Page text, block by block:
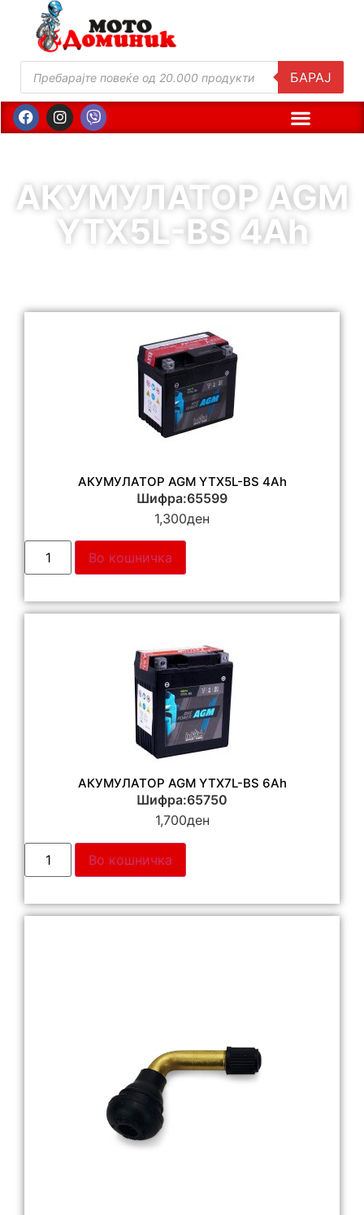
БАРАЈ
АКУМУЛАТОР AGM
YTX5L-BS 4Ah
АКУМУЛАТОР AGM YTX5L-BS 4Ah
Шифра:65599
1,300ден
Во кошничка
АКУМУЛАТОР AGM YTX7L-BS 6Ah
Шифра:65750
1,700ден
Во кошничка